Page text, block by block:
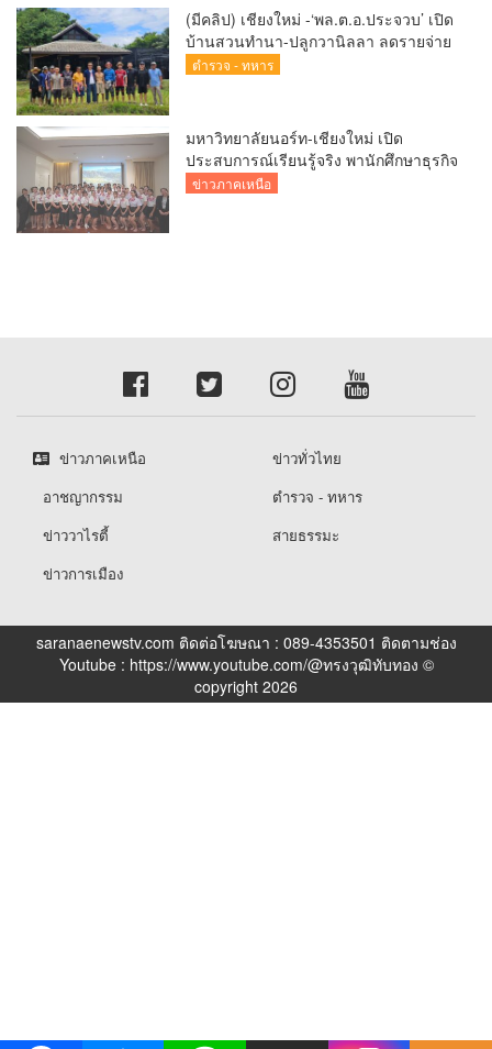
(มีคลิป) เชียงใหม่ -‘พล.ต.อ.ประจวบ’ เปิด
บ้านสวนทำนา-ปลูกวานิลลา ลดรายจ่าย
แจกผู้ใต้บังคับบัญชา
ตำรวจ - ทหาร
มหาวิทยาลัยนอร์ท-เชียงใหม่ เปิด
ประสบการณ์เรียนรู้จริง พานักศึกษาธุรกิจ
การบินและการท่องเที่ยวศึกษาดูงาน
ข่าวภาคเหนือ
ข่าวภาคเหนือ
ข่าวทั่วไทย
อาชญากรรม
ตำรวจ - ทหาร
ข่าววาไรตี้
สายธรรมะ
ข่าวการเมือง
saranaenewstv.com ติดต่อโฆษณา : 089-4353501 ติดตามช่อง
Youtube : https://www.youtube.com/@ทรงวุฒิทับทอง ©
copyright 2026